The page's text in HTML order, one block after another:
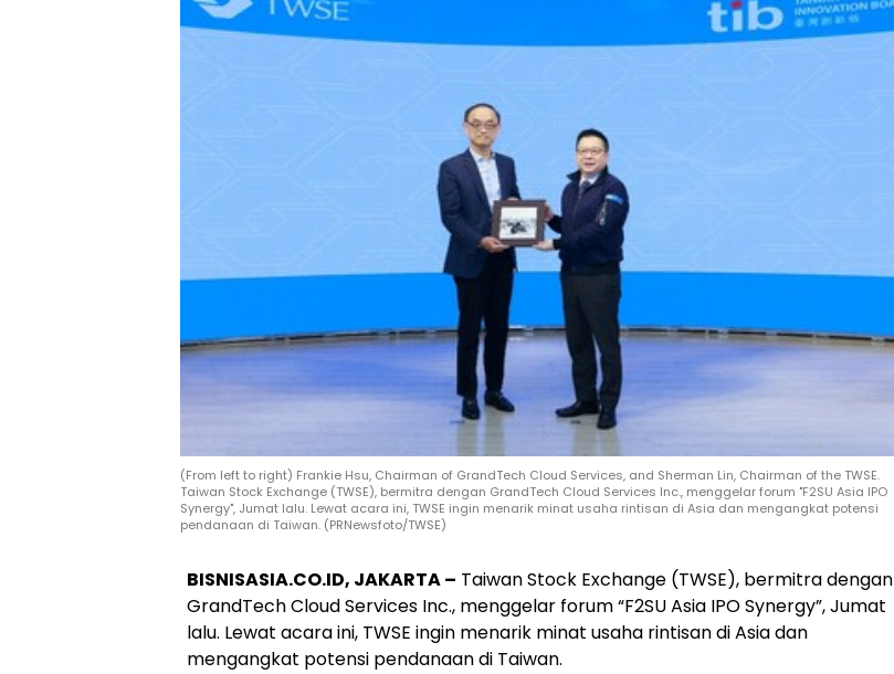
(From left to right) Frankie Hsu, Chairman of GrandTech Cloud Services, and Sherman Lin, Chairman of the TWSE.
Taiwan Stock Exchange (TWSE), bermitra dengan GrandTech Cloud Services Inc., menggelar forum "F2SU Asia IPO
Synergy", Jumat lalu. Lewat acara ini, TWSE ingin menarik minat usaha rintisan di Asia dan mengangkat potensi
pendanaan di Taiwan. (PRNewsfoto/TWSE)
BISNISASIA.CO.ID, JAKARTA – Taiwan Stock Exchange (TWSE), bermitra dengan
GrandTech Cloud Services Inc., menggelar forum “F2SU Asia IPO Synergy”, Jumat
lalu. Lewat acara ini, TWSE ingin menarik minat usaha rintisan di Asia dan
mengangkat potensi pendanaan di Taiwan.